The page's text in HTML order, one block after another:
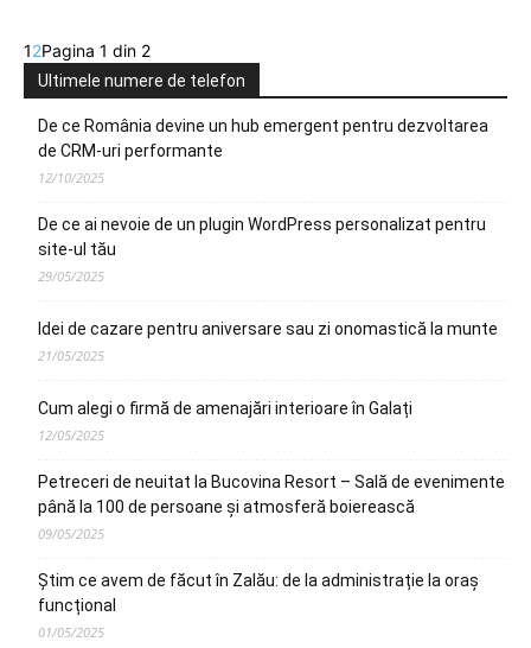
12Pagina 1 din 2
Ultimele numere de telefon
De ce România devine un hub emergent pentru dezvoltarea
de CRM-uri performante
12/10/2025
De ce ai nevoie de un plugin WordPress personalizat pentru
site-ul tău
29/05/2025
Idei de cazare pentru aniversare sau zi onomastică la munte
21/05/2025
Cum alegi o firmă de amenajări interioare în Galați
12/05/2025
Petreceri de neuitat la Bucovina Resort – Sală de evenimente
până la 100 de persoane și atmosferă boierească
09/05/2025
Știm ce avem de făcut în Zalău: de la administrație la oraș
funcțional
01/05/2025